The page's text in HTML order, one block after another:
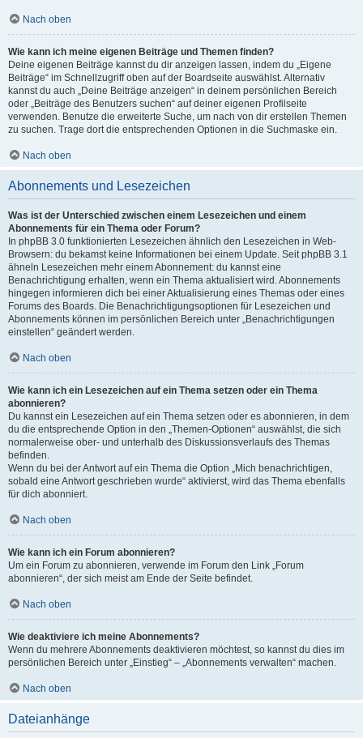
Nach oben
Wie kann ich meine eigenen Beiträge und Themen finden?
Deine eigenen Beiträge kannst du dir anzeigen lassen, indem du „Eigene
Beiträge“ im Schnellzugriff oben auf der Boardseite auswählst. Alternativ
kannst du auch „Deine Beiträge anzeigen“ in deinem persönlichen Bereich
oder „Beiträge des Benutzers suchen“ auf deiner eigenen Profilseite
verwenden. Benutze die erweiterte Suche, um nach von dir erstellen Themen
zu suchen. Trage dort die entsprechenden Optionen in die Suchmaske ein.
Nach oben
Abonnements und Lesezeichen
Was ist der Unterschied zwischen einem Lesezeichen und einem
Abonnements für ein Thema oder Forum?
In phpBB 3.0 funktionierten Lesezeichen ähnlich den Lesezeichen in Web-
Browsern: du bekamst keine Informationen bei einem Update. Seit phpBB 3.1
ähneln Lesezeichen mehr einem Abonnement: du kannst eine
Benachrichtigung erhalten, wenn ein Thema aktualisiert wird. Abonnements
hingegen informieren dich bei einer Aktualisierung eines Themas oder eines
Forums des Boards. Die Benachrichtigungsoptionen für Lesezeichen und
Abonnements können im persönlichen Bereich unter „Benachrichtigungen
einstellen“ geändert werden.
Nach oben
Wie kann ich ein Lesezeichen auf ein Thema setzen oder ein Thema
abonnieren?
Du kannst ein Lesezeichen auf ein Thema setzen oder es abonnieren, in dem
du die entsprechende Option in den „Themen-Optionen“ auswählst, die sich
normalerweise ober- und unterhalb des Diskussionsverlaufs des Themas
befinden.
Wenn du bei der Antwort auf ein Thema die Option „Mich benachrichtigen,
sobald eine Antwort geschrieben wurde“ aktivierst, wird das Thema ebenfalls
für dich abonniert.
Nach oben
Wie kann ich ein Forum abonnieren?
Um ein Forum zu abonnieren, verwende im Forum den Link „Forum
abonnieren“, der sich meist am Ende der Seite befindet.
Nach oben
Wie deaktiviere ich meine Abonnements?
Wenn du mehrere Abonnements deaktivieren möchtest, so kannst du dies im
persönlichen Bereich unter „Einstieg“ – „Abonnements verwalten“ machen.
Nach oben
Dateianhänge